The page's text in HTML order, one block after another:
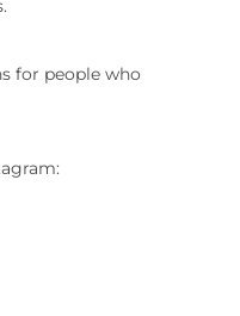
for people who